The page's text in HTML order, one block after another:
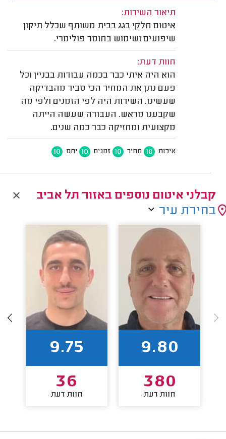
תיאור השירות:
איטום חלקי בגג בבית משותף שכלל תיקון
שיפועים ושימוש בחומר פולימרי.
חוות דעת:
הוא היה איתי כבר בכמה עבודות בבניין וכל
פעם נתן את המחיר הכי סביר מהבדיקה
שעשינו. השירות היה לפי הזמנים ולפי מה
שקבענו מראש. העבודה שעשה הייתה
מקצועית ומחזיקה כבר כמה שנים.
איכות 10 מחיר 10 זמנים 10 יחס 10
קבלני איטום נוספים באזור תל אביב
בחירת עיר
9.80
380
חוות דעת
9.75
36
חוות דעת